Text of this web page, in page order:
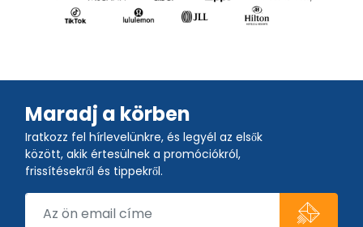
Maradj a körben
Iratkozz fel hírlevelünkre, és legyél az elsők
között, akik értesülnek a promóciókról,
frissítésekről és tippekről.